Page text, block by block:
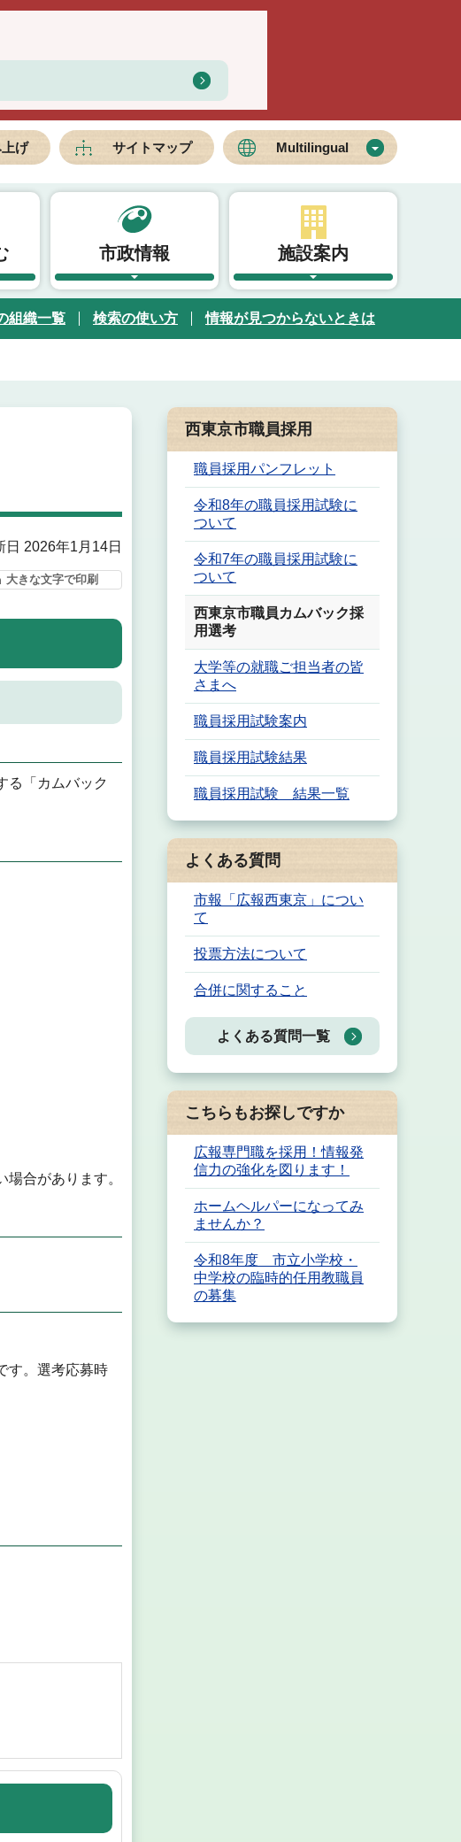
げ サイトマップ Multilingual
市政情報 施設案内
組織一覧 検索の使い方 情報が見つからないときは
日 2026年1月14日
大きな文字で印刷
る「カムバック
合があります。
す。選考応募時
西東京市職員採用
職員採用パンフレット
令和8年の職員採用試験に
ついて
令和7年の職員採用試験に
ついて
西東京市職員カムバック採
用選考
大学等の就職ご担当者の皆
さまへ
職員採用試験案内
職員採用試験結果
職員採用試験 結果一覧
よくある質問
市報「広報西東京」につい
て
投票方法について
合併に関すること
よくある質問一覧
こちらもお探しですか
広報専門職を採用！情報発
信力の強化を図ります！
ホームヘルパーになってみ
ませんか？
令和8年度 市立小学校・
中学校の臨時的任用教職員
の募集